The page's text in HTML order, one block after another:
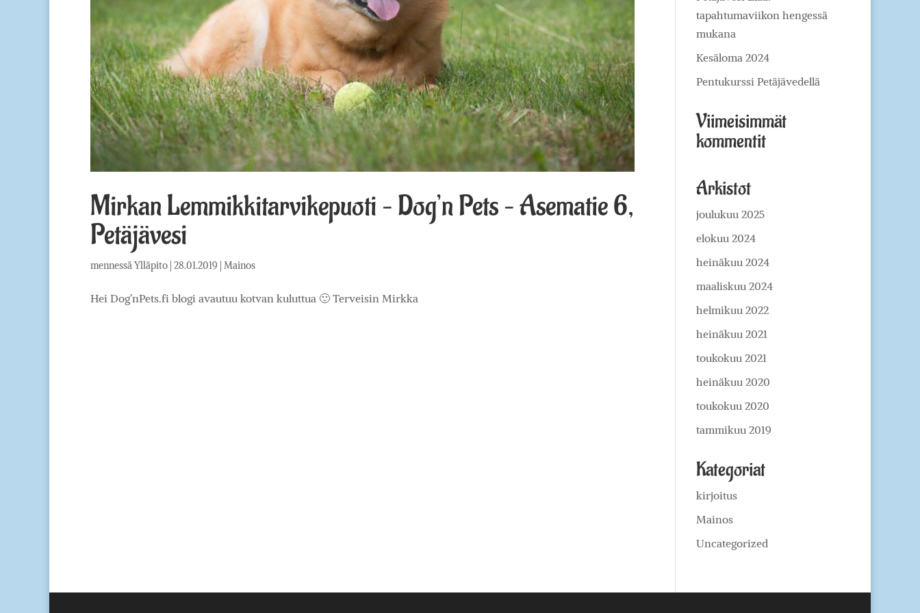
Mirkan Lemmikkitarvikepuoti – Dog’n Pets – Asematie 6,
Petäjävesi
mennessäYlläpito 28.01.2019 Mainos
Hei Dog’nPets.fi blogi avautuu kotvan kuluttua 🙂 Terveisin Mirkka
tapahtumaviikon hengessä
mukana
Kesäloma 2024
Pentukurssi Petäjävedellä
Viimeisimmät
kommentit
Arkistot
joulukuu 2025
elokuu 2024
heinäkuu 2024
maaliskuu 2024
helmikuu 2022
heinäkuu 2021
toukokuu 2021
heinäkuu 2020
toukokuu 2020
tammikuu 2019
Kategoriat
kirjoitus
Mainos
Uncategorized